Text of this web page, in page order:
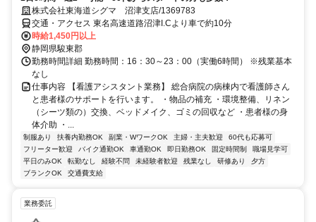
株式会社東海道シグマ 沼津支店/1369783
交通・アクセス 東名高速道路沼津I.Cより車で約10分
時給1,450円以上
静岡県駿東郡
勤務時間詳細 勤務時間：16：30～23：00（実働6時間） ※残業基本
なし
仕事内容 【看護アシスタント業務】 総合病院の病棟内で看護師さん
と患者様のサポートを行います。 ・物品の補充 ・環境整備、リネン
（シーツ類の）交換、ベッドメイク、ゴミの回収など ・患者様の身
体介助 ・...
制服あり 扶養内勤務OK 副業・WワークOK 主婦・主夫歓迎
60代も応募可
フリーター歓迎
バイク通勤OK 車通勤OK 即日勤務OK 固定時間制
職場見学可
平日のみOK
転勤なし 経験不問 未経験者歓迎 残業なし 研修あり
夕方
ブランクOK
交通費支給
業務委託